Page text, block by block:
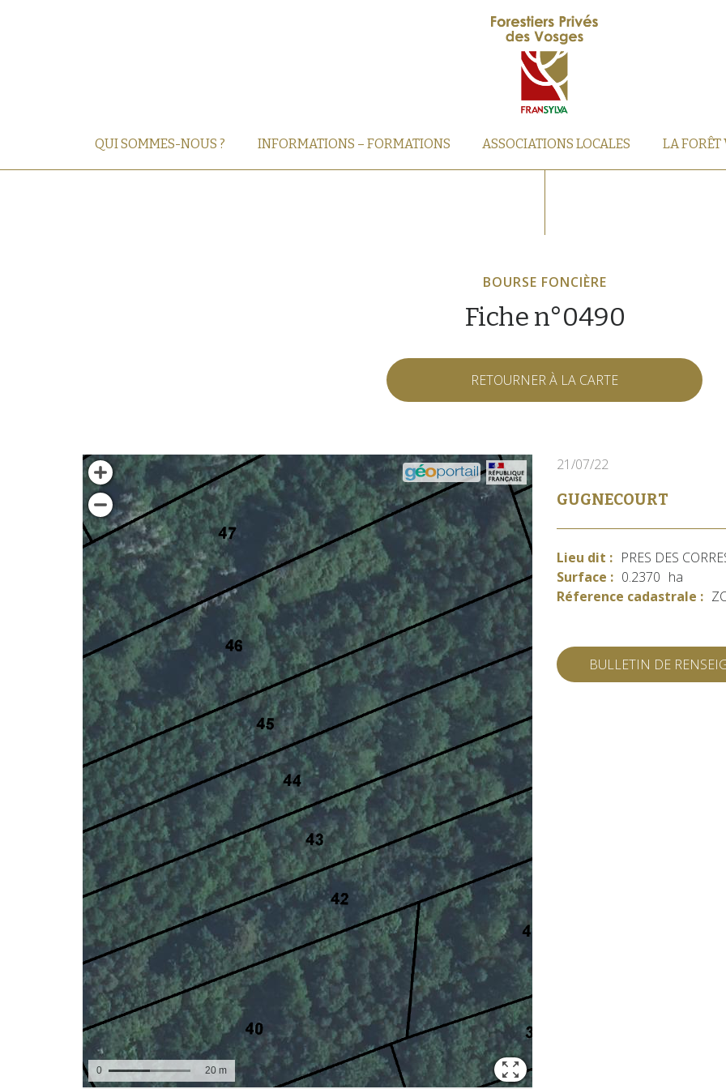
QUI SOMMES-NOUS ? INFORMATIONS – FORMATIONS ASSOCIATIONS LOCALES LA FORÊT
BOURSE FONCIÈRE
Fiche n°0490
RETOURNER À LA CARTE
21/07/22
GUGNECOURT
Lieu dit : PRES DES
Surface : 0.2370 ha
Réference cadastrale :
BULLETIN DE